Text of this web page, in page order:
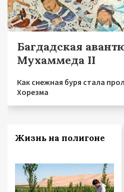
Багдадская
Мухаммеда II
Как снежная буря стала
Хорезма
Жизнь на полигоне